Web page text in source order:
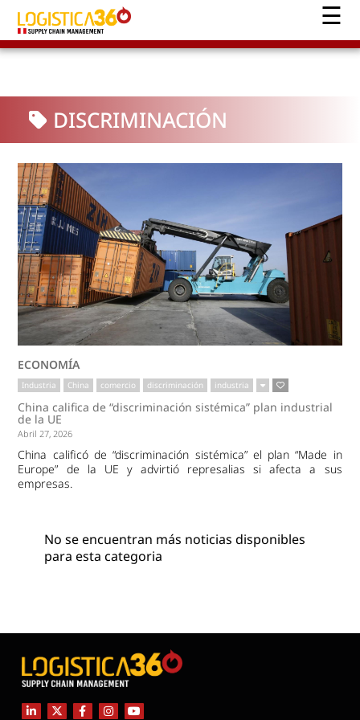
DISCRIMINACIÓN
ECONOMÍA
Industria China comercio discriminación industria
China califica de “discriminación sistémica” plan industrial
de la UE
Abril 27, 2026
China calificó de “discriminación sistémica” el plan “Made in
Europe” de la UE y advirtió represalias si afecta a sus
empresas.
No se encuentran más noticias disponibles
para esta categoria